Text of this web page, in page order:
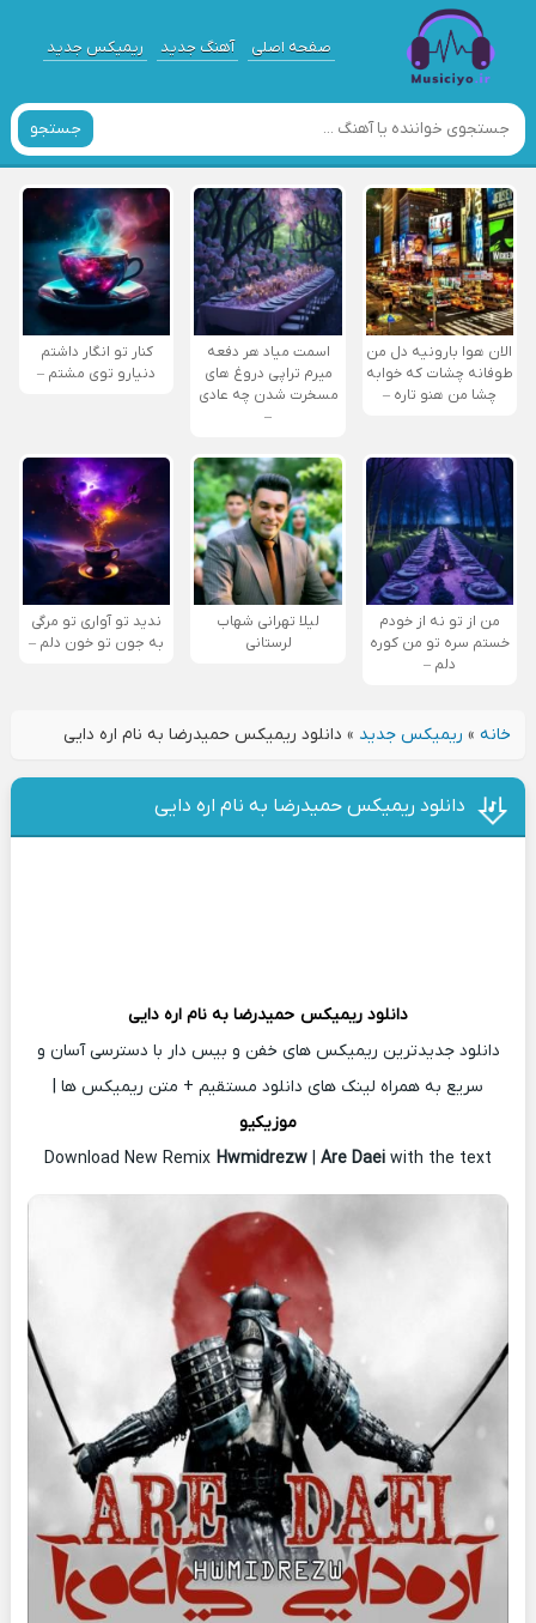
صفحه اصلی آهنگ جدید ریمیکس جدید
جستجو
الان هوا بارونیه دل من
طوفانه چشات که خوابه
چشا من هنو تاره –
اسمت میاد هر دفعه
میرم تراپی دروغ‌ های
مسخرت شدن چه عادی
–
کنار تو انگار داشتم
دنیارو توی مشتم –
من از تو نه از خودم
خستم سره تو من کوره
دلم –
لیلا تهرانی شهاب
لرستانی
ندید تو آواری تو مرگی
به جون تو خون دلم –
خانه» ریمیکس جدید » دانلود ریمیکس حمیدرضا به نام اره دایی
دانلود ریمیکس حمیدرضا به نام اره دایی
دانلود ریمیکس حمیدرضا به نام اره دایی
دانلود جدیدترین ریمیکس های خفن و بیس دار با دسترسی آسان و
سریع به همراه لینک های دانلود مستقیم + متن ریمیکس ها |
موزیکیو
Download New Remix Hwmidrezw | Are Daei with the text